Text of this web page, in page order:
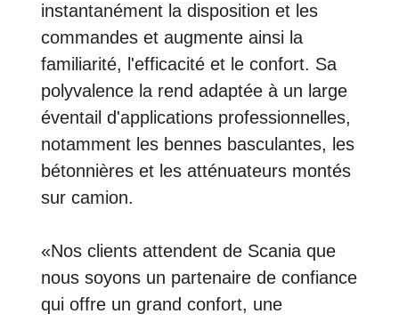
instantanément la disposition et les
commandes et augmente ainsi la
familiarité, l'efficacité et le confort. Sa
polyvalence la rend adaptée à un large
éventail d'applications professionnelles,
notamment les bennes basculantes, les
bétonnières et les atténuateurs montés
sur camion.
«Nos clients attendent de Scania que
nous soyons un partenaire de confiance
qui offre un grand confort, une